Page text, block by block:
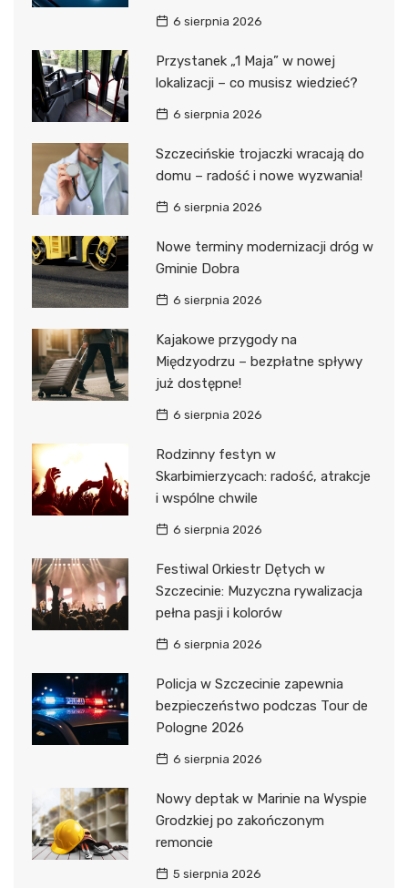
6 sierpnia 2026
Przystanek „1 Maja” w nowej
lokalizacji – co musisz wiedzieć?
6 sierpnia 2026
Szczecińskie trojaczki wracają do
domu – radość i nowe wyzwania!
6 sierpnia 2026
Nowe terminy modernizacji dróg w
Gminie Dobra
6 sierpnia 2026
Kajakowe przygody na
Międzyodrzu – bezpłatne spływy
już dostępne!
6 sierpnia 2026
Rodzinny festyn w
Skarbimierzycach: radość, atrakcje
i wspólne chwile
6 sierpnia 2026
Festiwal Orkiestr Dętych w
Szczecinie: Muzyczna rywalizacja
pełna pasji i kolorów
6 sierpnia 2026
Policja w Szczecinie zapewnia
bezpieczeństwo podczas Tour de
Pologne 2026
6 sierpnia 2026
Nowy deptak w Marinie na Wyspie
Grodzkiej po zakończonym
remoncie
5 sierpnia 2026